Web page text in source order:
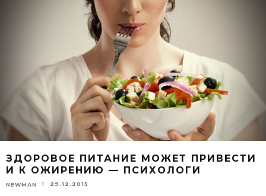
ЗДОРОВОЕ ПИТАНИЕ МОЖЕТ ПРИВЕСТИ
И К ОЖИРЕНИЮ — ПСИХОЛОГИ
NEWMAN 29.12.2015